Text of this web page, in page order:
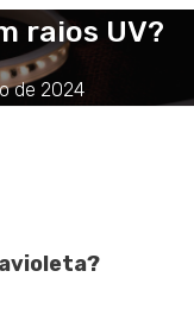
raios UV?
de 2024